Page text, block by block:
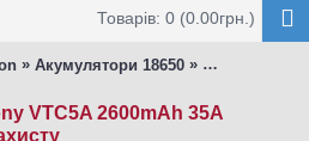
Товарів: 0 (0.00грн.)
» Акумулятори 18650 » 18650 Sony
VTC5A 2600mAh 35A